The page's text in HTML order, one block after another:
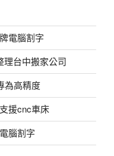
電腦割字
理台中搬家公司
為高精度
援cnc車床
腦割字